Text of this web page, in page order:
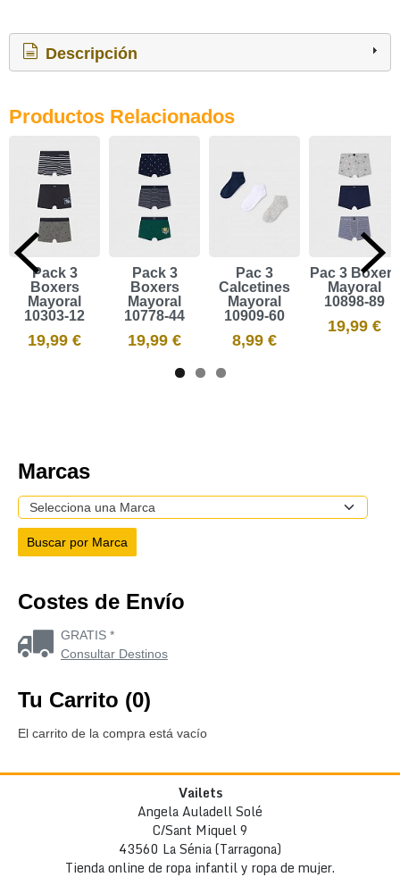
Descripción
Productos Relacionados
Pack 3
Boxers
Mayoral
10303-12
19,99 €
Pack 3
Boxers
Mayoral
10778-44
19,99 €
Pac 3
Calcetines
Mayoral
10909-60
8,99 €
Pac 3 Bóxers
Mayoral
10898-89
19,99 €
Marcas
Costes de Envío
GRATIS *
Consultar Destinos
Tu Carrito (0)
El carrito de la compra está vacío
Vailets
Angela Auladell Solé
C/Sant Miquel 9
43560 La Sénia (Tarragona)
Tienda online de ropa infantil y ropa de mujer.